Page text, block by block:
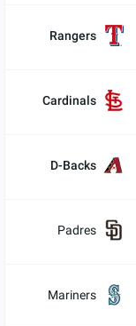
Rangers
Cardinals
D-Backs
Padres
Mariners